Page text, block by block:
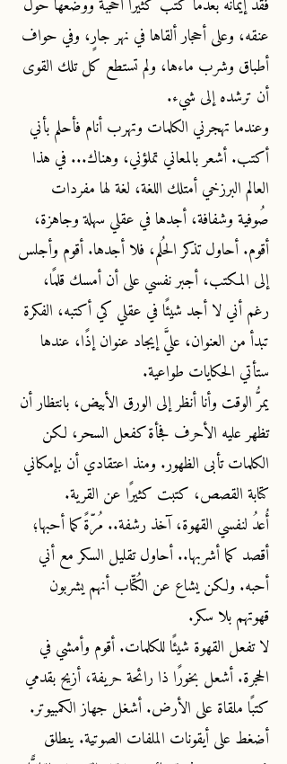
عنقه، وعلى أحجار ألقاها في نهر جارٍ، وفي حواف
أطباق وشرب ماءها، ولم تستطع كل تلك القوى
أن ترشده إلى شيء.
وعندما تهجرني الكلمات وتهرب أنام فأحلم بأني
أكتب. أشعر بالمعاني تملؤني، وهناك... في هذا
العالم البرزخي أمتلك اللغة، لغة لها مفردات
صُوفية وشفافة، أجدها في عقلي سهلة وجاهزة،
أقوم. أحاول تذكر الحُلم، فلا أجدها. أقوم وأجلس
إلى المكتب، أجبر نفسي على أن أمسك قلمًا،
رغم أني لا أجد شيئًا في عقلي كي أكتبه، الفكرة
تبدأ من العنوان، عليَّ إيجاد عنوان إذًا، عندها
ستأتي الحكايات طواعية.
يمرُّ الوقت وأنا أنظر إلى الورق الأبيض، بانتظار أن
تظهر عليه الأحرف فجأة كفعل السحر، لكن
الكلمات تأبى الظهور. ومنذ اعتقادي أن بإمكاني
كتابة القصص، كتبت كثيرًا عن القرية.
أُعدُ لنفسي القهوة، آخذ رشفة.. مُرّةً كما أحبها؛
أقصد كما أشربها.. أحاول تقليل السكر مع أني
أحبه. ولكن يشاع عن الكُتّاب أنهم يشربون
قهوتهم بلا سكر.
لا تفعل القهوة شيئًا للكلمات. أقوم وأمشي في
الحجرة. أشعل بخورًا ذا رائحة حريفة، أزيح بقدمي
كتبًا ملقاة على الأرض. أشغل جهاز الكمبيوتر.
أضغط على أيقونات الملفات الصوتية. ينطلق